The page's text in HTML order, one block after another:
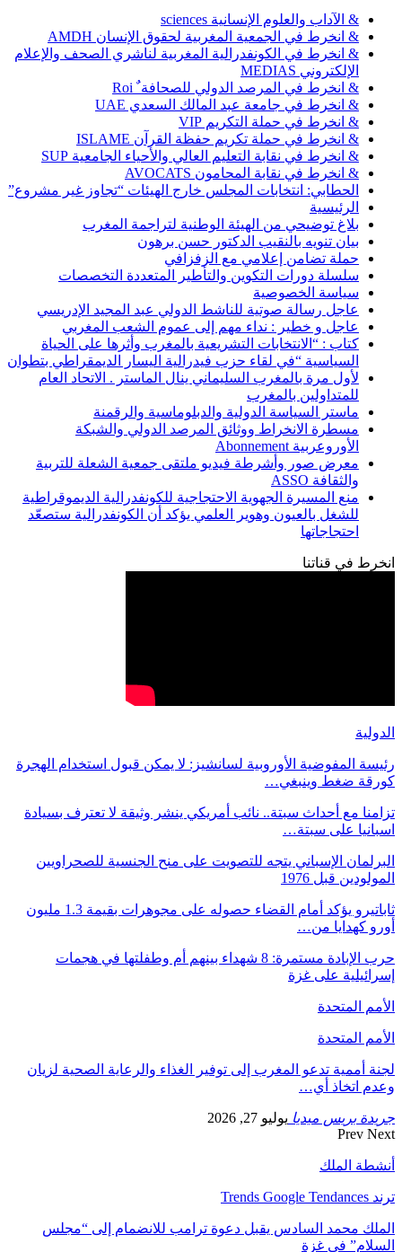
& الآداب والعلوم الإنسانية sciences
& انخرط في الجمعية المغربية لحقوق الإنسان AMDH
& انخرط في الكونفدرالية المغربية لناشري الصحف والإعلام
الإلكتروني MEDIAS
& انخرط في المرصد الدولي للصحافة ٌ Roi
& انخرط في جامعة عبد المالك السعدي UAE
& انخرط في حملة التكريم VIP
& انخرط في حملة تكريم حفظة القرآن ISLAME
& انخرط في نقابة التعليم العالي والأحياء الجامعية SUP
& انخرط في نقابة المحامون AVOCATS
الحطابي: انتخابات المجلس خارج الهيئات “تجاوز غير مشروع”
الرئيسية
بلاغ توضيحي من الهيئة الوطنية لتراجمة المغرب
بيان تنويه بالنقيب الدكتور حسن برهون
حملة تضامن إعلامي مع الزفزافي
سلسلة دورات التكوين والتأطير المتعددة التخصصات
سياسة الخصوصية
عاجل رسالة صوتية للناشط الدولي عبد المجيد الإدريسي
عاجل و خطير : نداء مهم إلى عموم الشعب المغربي
كتاب : “الانتخابات التشريعية بالمغرب وأثرها على الحياة
السياسية “في لقاء حزب فيدرالية اليسار الديمقراطي بتطوان
لأول مرة بالمغرب السليماني ينال الماستر . الاتحاد العام
للمتداولين بالمغرب
ماستر السياسة الدولية والدبلوماسية والرقمنة
مسطرة الانخراط ووثائق المرصد الدولي والشبكة
الأوروعربية Abonnement
معرض صور وأشرطة فيديو ملتقى جمعية الشعلة للتربية
والثقافة ASSO
منع المسيرة الجهوية الاحتجاجية للكونفدرالية الديموقراطية
للشغل بالعيون وهوير العلمي يؤكد أن الكونفدرالية ستصعّد
احتجاجاتها
انخرط في قناتنا
الدولية
رئيسة المفوضية الأوروبية لسانشيز: لا يمكن قبول استخدام الهجرة
كورقة ضغط وينبغي…
تزامنا مع أحداث سبتة.. نائب أمريكي ينشر وثيقة لا تعترف بسيادة
اسبانيا على سبتة…
البرلمان الإسباني يتجه للتصويت على منح الجنسية للصحراويين
المولودين قبل 1976
ثاباتيرو يؤكد أمام القضاء حصوله على مجوهرات بقيمة 1.3 مليون
أورو كهدايا من…
حرب الإبادة مستمرة: 8 شهداء بينهم أم وطفلتها في هجمات
إسرائيلية على غزة
الأمم المتحدة
الأمم المتحدة
لجنة أممية تدعو المغرب إلى توفير الغذاء والرعاية الصحية لزيان
وعدم اتخاذ أي…
جريدة بريس ميديا يوليو 27, 2026
Prev Next
أنشطة الملك
ترند Trends Google Tendances
الملك محمد السادس يقبل دعوة ترامب للانضمام إلى “مجلس
السلام” في غزة